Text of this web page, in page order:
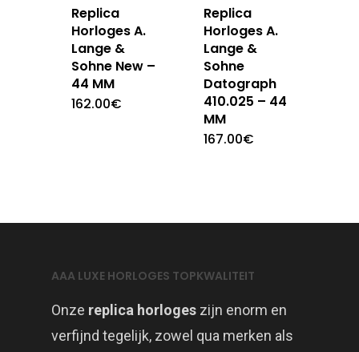
Replica
Horloges A.
Lange &
Sohne New –
44 MM
162.00€
Replica
Horloges A.
Lange &
Sohne
Datograph
410.025 – 44
MM
167.00€
AAA LUXE HORLOGES TOPKWALITEIT
Onze replica horloges zijn enorm en
verfijnd tegelijk, zowel qua merken als